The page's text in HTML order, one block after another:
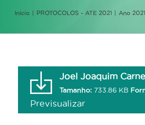
Início PROTOCOLOS - ATE 2021 Ano 2021
Joel Joaquim
Tamanho: 733.86 KB
Previsualizar